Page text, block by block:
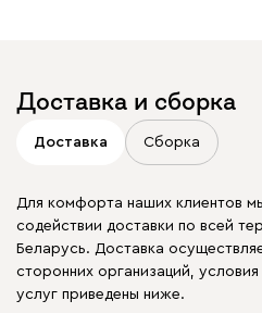
Доставка и сборка
Доставка Сборка
Для комфорта наших клиентов
содействии доставки по всей
Беларусь. Доставка
сторонних организаций,
услуг приведены ниже.